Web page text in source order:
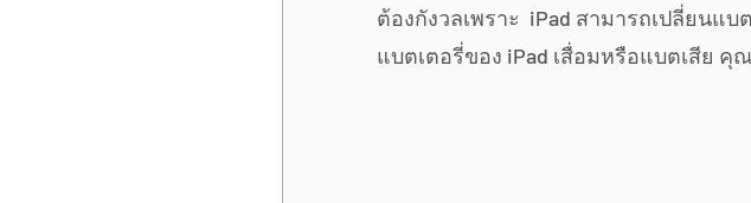
Samsung S Serirs กล้อง iPhone ซ่อม iphone
ต้องกังวลเพราะ  iPad สามารถเปลี่ยนแ
แบตเตอรี่ของ iPad เสื่อมหรือแบตเสีย